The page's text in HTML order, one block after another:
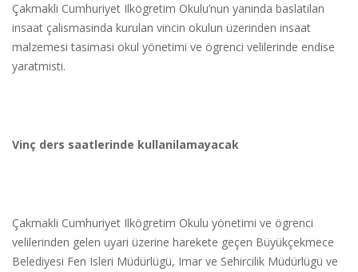
Çakmakli Cumhuriyet Ilkögretim Okulu’nun yaninda baslatilan
insaat çalismasinda kurulan vincin okulun üzerinden insaat
malzemesi tasimasi okul yönetimi ve ögrenci velilerinde endise
yaratmisti.
Vinç ders saatlerinde kullanilamayacak
Çakmakli Cumhuriyet Ilkögretim Okulu yönetimi ve ögrenci
velilerinden gelen uyari üzerine harekete geçen Büyükçekmece
Belediyesi Fen Isleri Müdürlügü, Imar ve Sehircilik Müdürlügü ve